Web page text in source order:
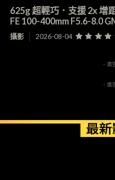
625g 超輕巧．支援 2x
FE 100-400mm F5.6-8.0
攝影 2026-08-04
- 廣
- 廣
最